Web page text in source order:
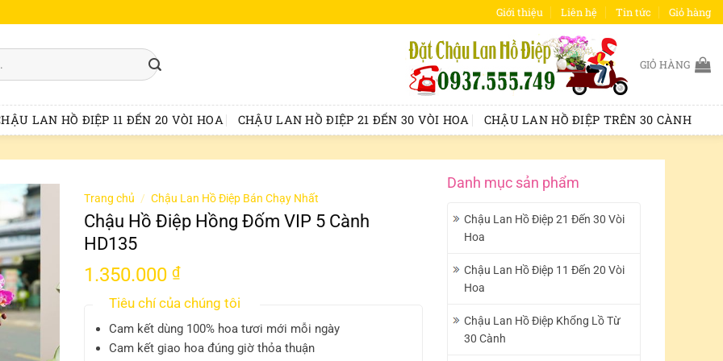
Giới thiệu Liên hệ Tin tức Giỏ hàng
GIỎ HÀNG
LAN HỒ ĐIỆP 11 ĐẾN 20 VÒI HOA CHẬU LAN HỒ ĐIỆP 21 ĐẾN 30 VÒI HOA CHẬU LAN HỒ ĐIỆP TRÊN 30 CÀNH
Danh mục sản phẩm
Chậu Lan Hồ Điệp 21 Đến 30 Vòi
Hoa
Chậu Lan Hồ Điệp 11 Đến 20 Vòi
Hoa
Chậu Lan Hồ Điệp Khổng Lồ Từ
30 Cành
Trang chủ / Chậu Lan Hồ Điệp Bán Chạy Nhất
Chậu Hồ Điệp Hồng Đốm VIP 5 Cành
HD135
1.350.000 ₫
Tiêu chí của chúng tôi
Cam kết dùng 100% hoa tươi mới mỗi ngày
Cam kết giao hoa đúng giờ thỏa thuận